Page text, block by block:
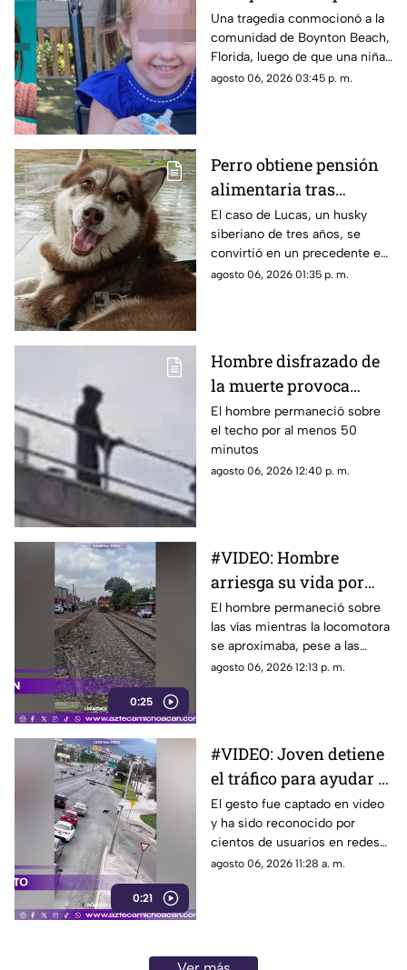
Summers / Cíclope en la nueva
película de reinicio de la
franquicia mutante.
en una cocina de
juguete
Una tragedia conmocionó a la
comunidad de Boynton Beach,
Florida, luego de que una niña
de 3 años, identificada como
objetos que habían caído
dentro de la estructura.
agosto 06, 2026 03:45 p. m.
Perro obtiene pensión
alimentaria tras
divorcio en México;
juez ordena pago
mensual para su
manutención
El caso de Lucas, un husky
siberiano de tres años, se
convirtió en un precedente en
México luego de que una jueza
agosto 06, 2026 01:35 p. m.
Hombre disfrazado de
la muerte provoca
pánico en hospital
El hombre permaneció sobre
el techo por al menos 50
minutos
agosto 06, 2026 12:40 p. m.
0:25
#VIDEO: Hombre
arriesga su vida por
grabar un video frente
al tren
El hombre permaneció sobre
las vías mientras la locomotora
se aproximaba, pese a las
advertencias del operador.
agosto 06, 2026 12:13 p. m.
0:21
#VIDEO: Joven detiene
el tráfico para ayudar a
un perrito a cruzar la
calle
El gesto fue captado en video
y ha sido reconocido por
cientos de usuarios en redes
sociales.
agosto 06, 2026 11:28 a. m.